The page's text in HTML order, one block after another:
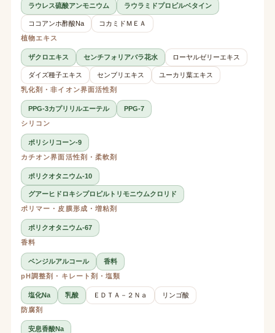
ラウレス硫酸アンモニウム ラウラミドプロピルベタイン
ココアンホ酢酸Na
コカミドＭＥＡ
植物エキス
ザクロエキス センチフォリアバラ花水 ローヤルゼリーエキス
ダイズ種子エキス センブリエキス
ユーカリ葉エキス
乳化剤・非イオン界面活性剤
PPG-3カプリリルエーテル
PPG-7
シリコン
ポリシリコーン-9
カチオン界面活性剤・柔軟剤
ポリクオタニウム-10
グアーヒドロキシプロピルトリモニウムクロリド
ポリマー・皮膜形成・増粘剤
ポリクオタニウム-67
香料
ベンジルアルコール
香料
pH調整剤・キレート剤・塩類
塩化Na 乳酸 ＥＤＴＡ－２Ｎａ
リンゴ酸
防腐剤
安息香酸Na